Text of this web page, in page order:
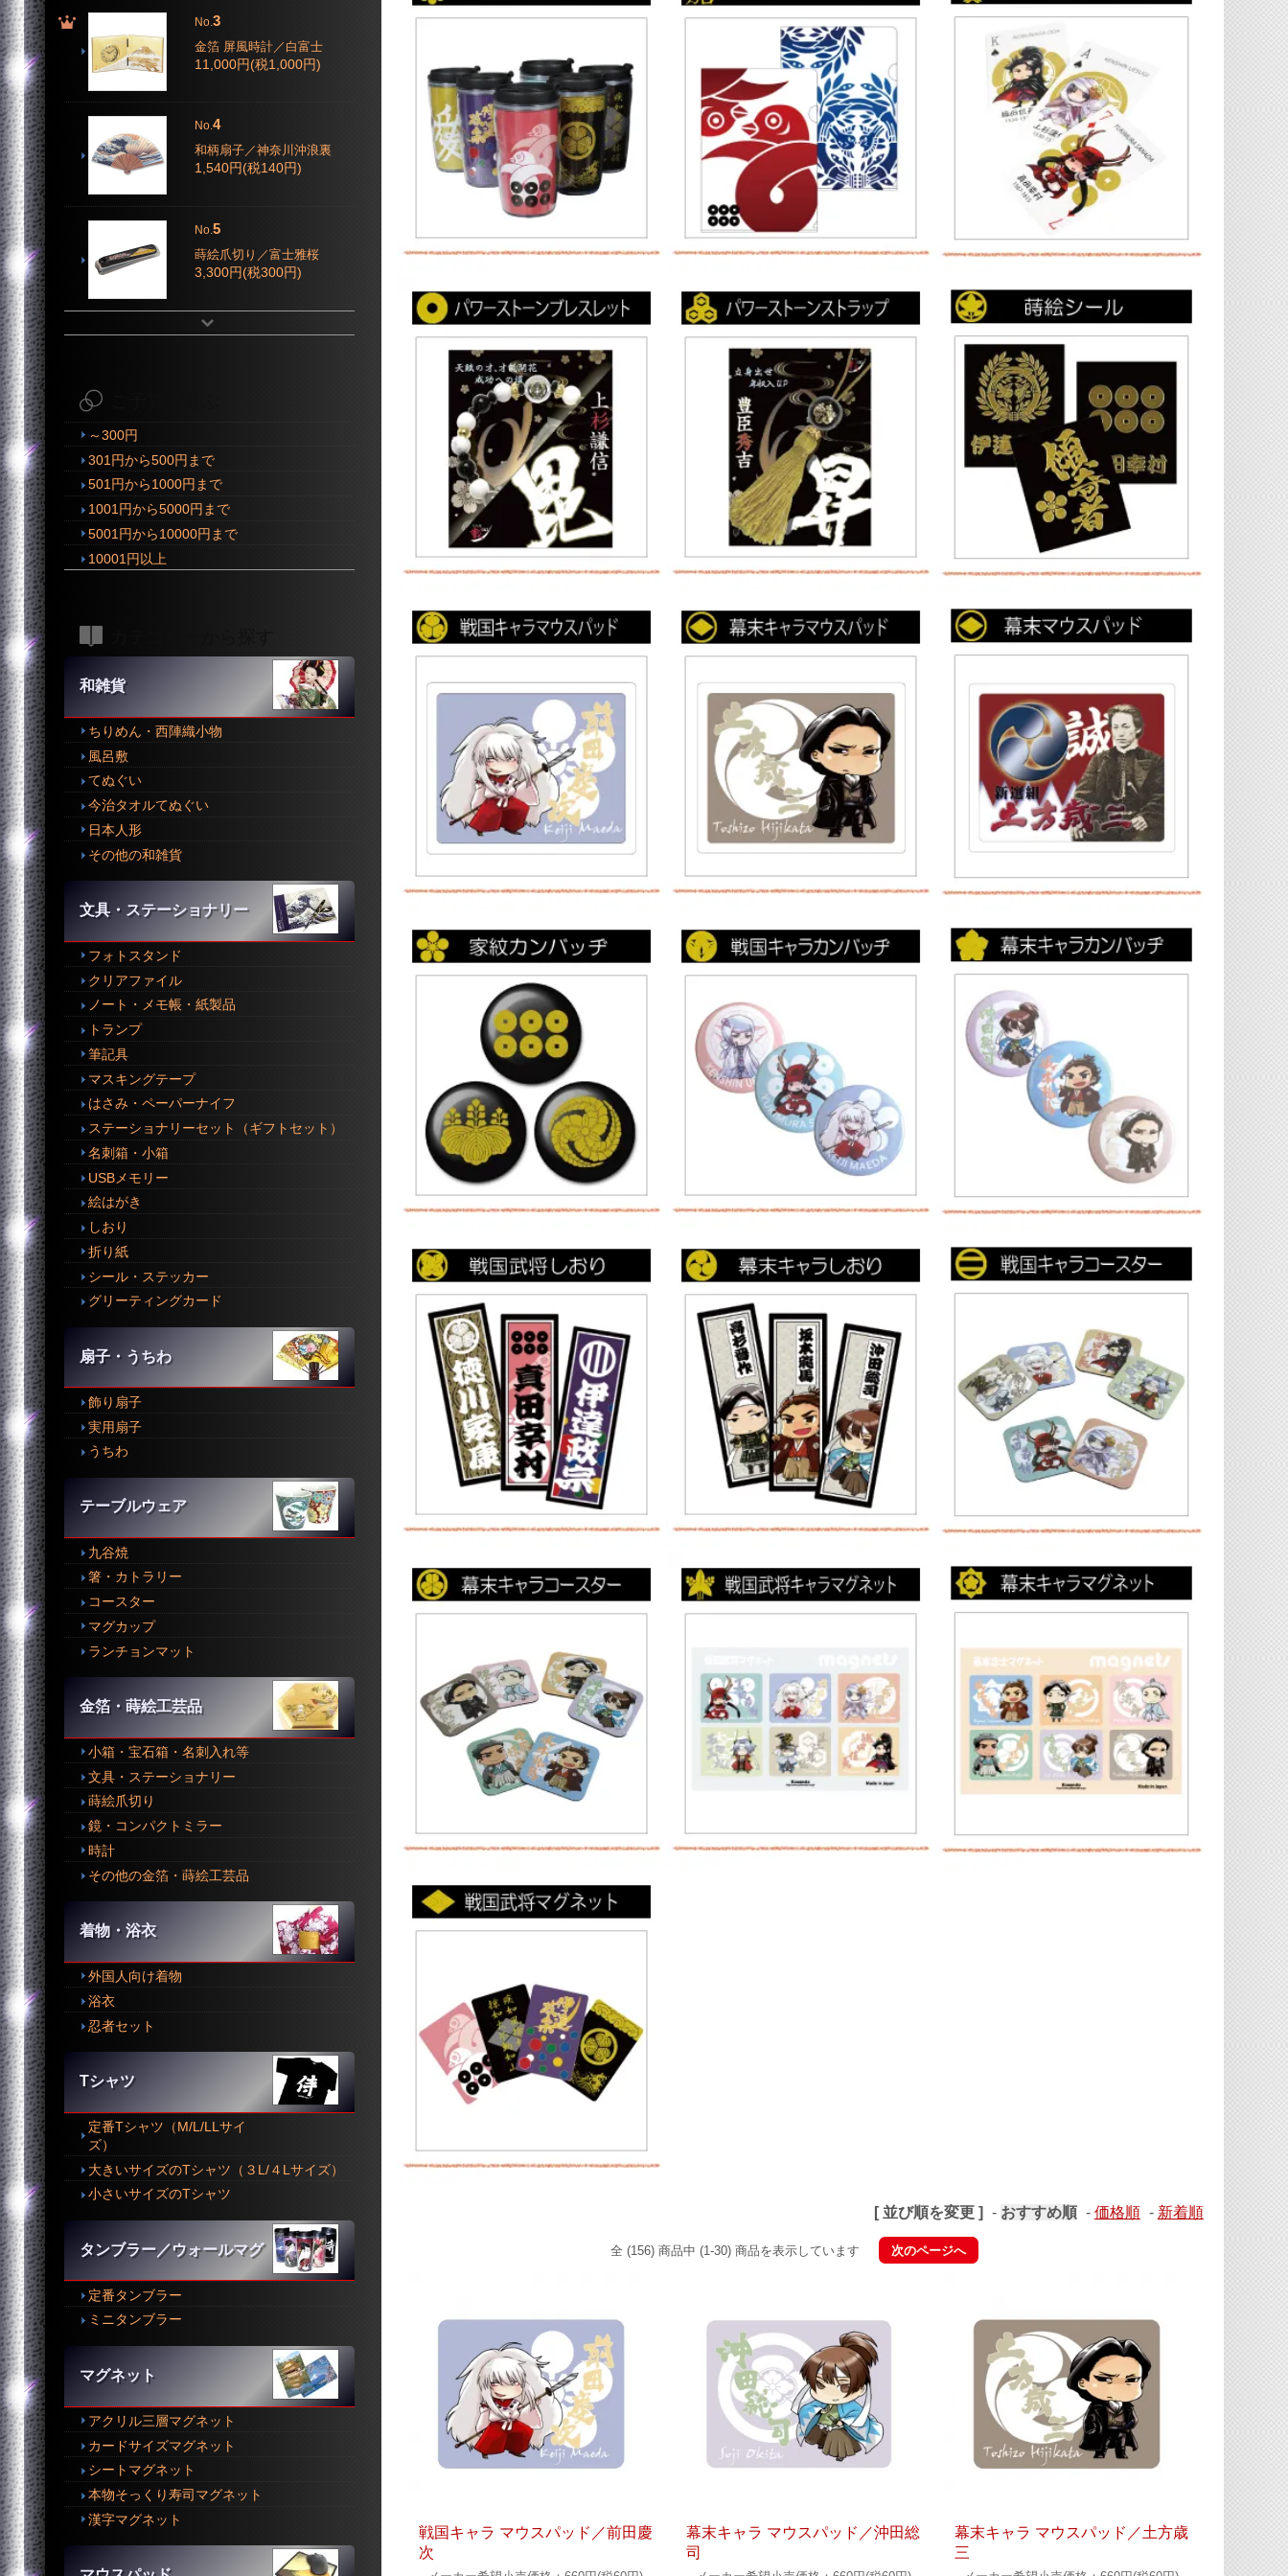
[ 並び順を変更 ] - おすすめ順 - 価格順 - 新着順
全 (156) 商品中 (1-30) 商品を表示しています 次のページへ
戦国キャラ マウスパッド／前田慶
次
幕末キャラ マウスパッド／沖田総
司
幕末キャラ マウスパッド／土方歳
三
No. 3
金箔 屏風時計／白富士
11,000円(税1,000円)
No.4
和柄扇子／神奈川沖浪裏
1,540円(税140円)
No.5
蒔絵爪切り／富士雅桜
3,300円(税300円)
～300円
301円から500円まで
501円から1000円まで
1001円から5000円まで
5001円から10000円まで
10001円以上
和雑貨
ちりめん・西陣織小物
風呂敷
てぬぐい
今治タオルてぬぐい
日本人形
その他の和雑貨
文具・ステーショナリー
フォトスタンド
クリアファイル
ノート・メモ帳・紙製品
トランプ
筆記具
マスキングテープ
はさみ・ペーパーナイフ
ステーショナリーセット（ギフトセット）
名刺箱・小箱
USBメモリー
絵はがき
しおり
折り紙
シール・ステッカー
グリーティングカード
扇子・うちわ
飾り扇子
実用扇子
うちわ
テーブルウェア
九谷焼
箸・カトラリー
コースター
マグカップ
ランチョンマット
金箔・蒔絵工芸品
小箱・宝石箱・名刺入れ等
文具・ステーショナリー
蒔絵爪切り
鏡・コンパクトミラー
時計
その他の金箔・蒔絵工芸品
着物・浴衣
外国人向け着物
浴衣
忍者セット
Tシャツ
定番Tシャツ（M/L/LLサイ
ズ）
大きいサイズのTシャツ（３L/４Lサイズ）
小さいサイズのTシャツ
タンブラー／ウォールマグ
定番タンブラー
ミニタンブラー
マグネット
アクリル三層マグネット
カードサイズマグネット
シートマグネット
本物そっくり寿司マグネット
漢字マグネット